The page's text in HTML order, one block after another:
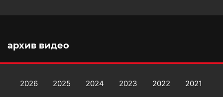
архив видео
2026 2025 2024 2023 2022 2021